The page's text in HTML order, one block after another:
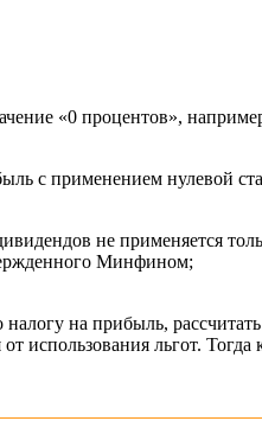
«0 процентов»,
с применением нулевой
не применяется
Минфином;
на прибыль,
использования льгот.